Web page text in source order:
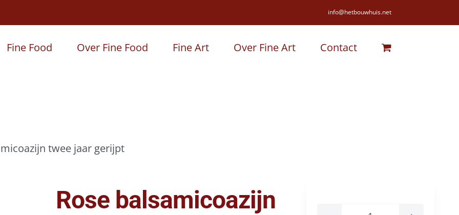
info@hetbouwhuis.net
Fine Food Over Fine Food Fine Art Over Fine Art Contact
twee jaar gerijpt
Rose balsamicoazijn